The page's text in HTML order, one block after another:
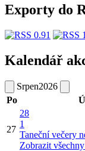
Exporty do
Kalendář
Srpen2026
Po
27
28
1
Taneční večery
Zobrazit